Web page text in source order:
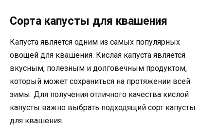
Сорта капусты для квашения
Капуста является одним из самых популярных
овощей для квашения. Кислая капуста является
вкусным, полезным и долговечным продуктом,
который может сохраниться на протяжении всей
зимы. Для получения отличного качества кислой
капусты важно выбрать подходящий сорт капусты
для квашения.